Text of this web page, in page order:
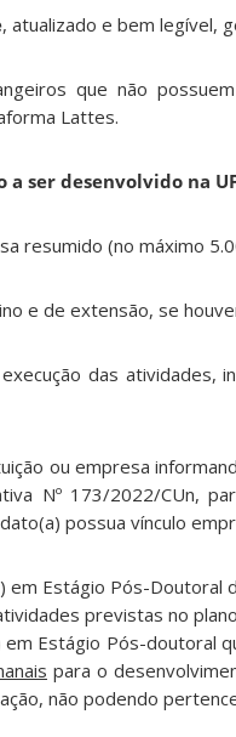
, atualizado e bem legível,
que não
Lattes.
a ser desenvolvido na
(no máximo
e de extensão, se
das atividades,
ou empresa
Nº 173/2022/CUn,
possua vínculo
em Estágio Pós-Doutoral
previstas no
em Estágio Pós-doutoral
para o
não podendo